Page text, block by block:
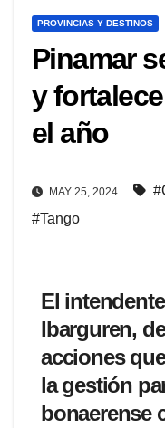
PROVINCIAS Y DESTINOS
Pinamar
y
el año
MAY 25, 2024
#Tango
El
Ibarguren,
acciones
la gestión
bonaerense